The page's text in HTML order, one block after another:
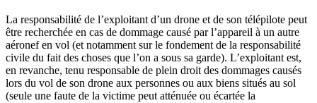
La responsabilité de l’exploitant d’un drone et de son télépilote peut
être recherchée en cas de dommage causé par l’appareil à un autre
aéronef en vol (et notamment sur le fondement de la responsabilité
civile du fait des choses que l’on a sous sa garde). L’exploitant est,
en revanche, tenu responsable de plein droit des dommages causés
lors du vol de son drone aux personnes ou aux biens situés au sol
(seule une faute de la victime peut atténuée ou écartée la